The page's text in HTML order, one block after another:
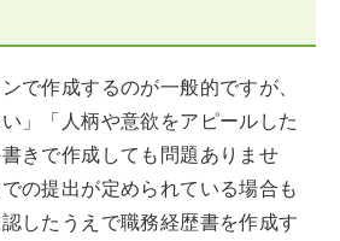
で作成するのが一般的ですが、
」「人柄や意欲をアピールした
きで作成しても問題ありませ
の提出が定められている場合も
したうえで職務経歴書を作成す